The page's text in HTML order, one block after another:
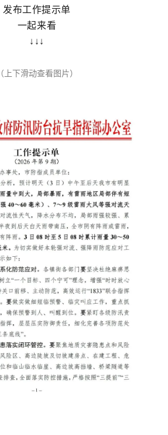
发布工作提示单
一起来看
↓↓↓
（上下滑动查看图片）